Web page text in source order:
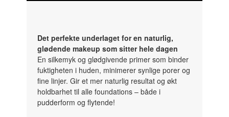
Det perfekte underlaget for en naturlig,
glødende makeup som sitter hele dagen
En silkemyk og glødgivende primer som binder
fuktigheten i huden, minimerer synlige porer og
fine linjer. Gir et mer naturlig resultat og økt
holdbarhet til alle foundations – både i
pudderform og flytende!